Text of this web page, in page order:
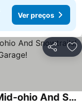
Ver preços
Partilhar
Mid Ohio Comfort! Close To Mid-ohio And Snowtrails! Brick Ranch W/ 2 Car Garage!